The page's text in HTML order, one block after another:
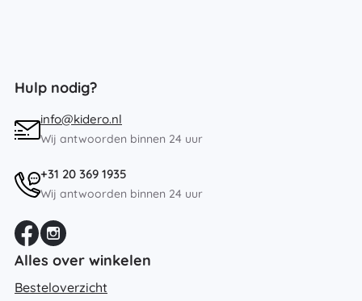
Hulp nodig?
info@kidero.nl
Wij antwoorden binnen 24 uur
+31 20 369 1935
Wij antwoorden binnen 24 uur
Alles over winkelen
Besteloverzicht